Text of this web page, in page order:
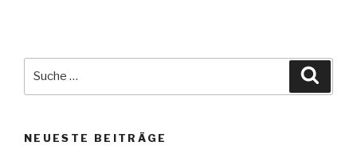
NEUESTE BEITRÄGE